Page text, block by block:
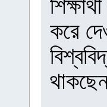
করে